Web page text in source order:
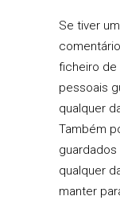
Se tiver
ficheiro de
pessoais
qualquer
Também
qualquer
manter